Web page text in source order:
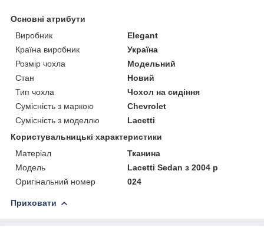
Основні атрибути
Виробник
Elegant
Країна виробник
Україна
Розмір чохла
Модельний
Стан
Новий
Тип чохла
Чохол на сидіння
Сумісність з маркою
Chevrolet
Сумісність з моделлю
Lacetti
Користувальницькі характеристики
Матеріал
Тканина
Модель
Lacetti Sedan з 2004 р
Оригінальний номер
024
Приховати